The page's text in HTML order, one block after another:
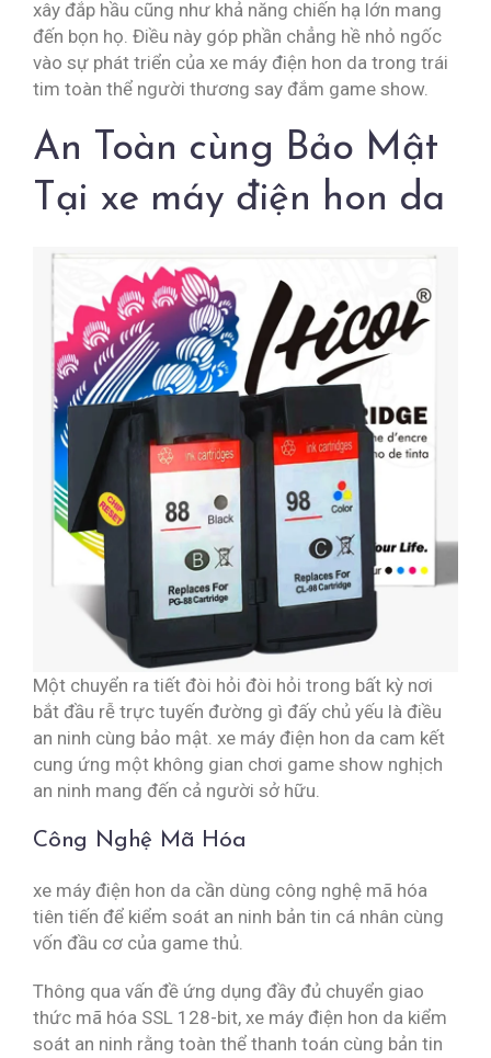
xây đắp hầu cũng như khả năng chiến hạ lớn mang
đến bọn họ. Điều này góp phần chẳng hề nhỏ ngốc
vào sự phát triển của xe máy điện hon da trong trái
tim toàn thể người thương say đắm game show.
An Toàn cùng Bảo Mật
Tại xe máy điện hon da
Một chuyển ra tiết đòi hỏi đòi hỏi trong bất kỳ nơi
bắt đầu rễ trực tuyến đường gì đấy chủ yếu là điều
an ninh cùng bảo mật. xe máy điện hon da cam kết
cung ứng một không gian chơi game show nghịch
an ninh mang đến cả người sở hữu.
Công Nghệ Mã Hóa
xe máy điện hon da cần dùng công nghệ mã hóa
tiên tiến để kiểm soát an ninh bản tin cá nhân cùng
vốn đầu cơ của game thủ.
Thông qua vấn đề ứng dụng đầy đủ chuyển giao
thức mã hóa SSL 128-bit, xe máy điện hon da kiểm
soát an ninh rằng toàn thể thanh toán cùng bản tin